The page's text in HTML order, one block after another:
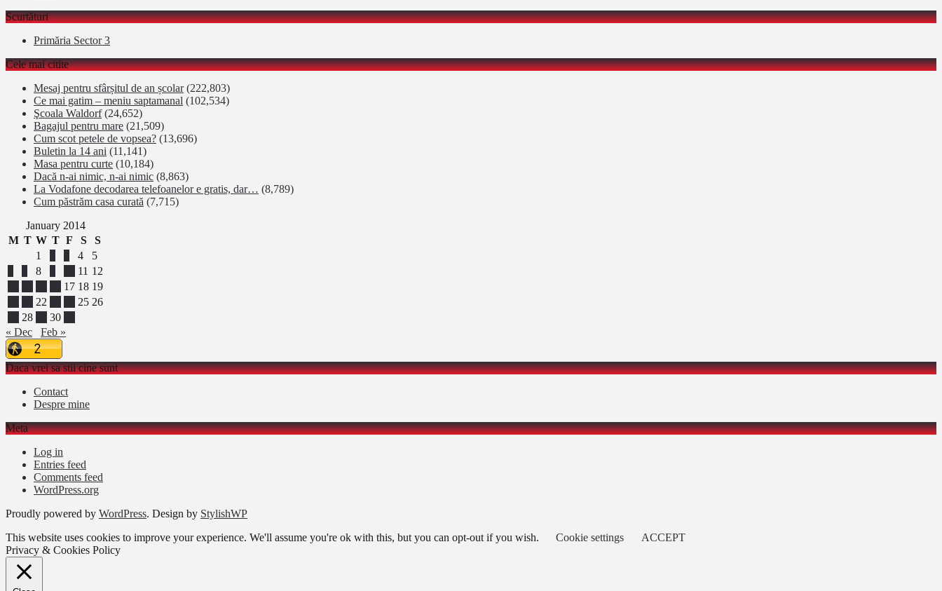
Scurtături
Primăria Sector 3
Cele mai citite
Mesaj pentru sfârșitul de an școlar (222,803)
Ce mai gatim – meniu saptamanal (102,534)
Şcoala Waldorf (24,652)
Bagajul pentru mare (21,509)
Cum scot petele de vopsea? (13,696)
Buletin la 14 ani (11,141)
Masa pentru curte (10,184)
Dacă n-ai nimic, n-ai nimic (8,863)
La Vodafone decodarea telefoanelor e gratis, dar… (8,789)
Cum păstrăm casa curată (7,715)
January 2014
M T W T F S
S
1
4
5
8 11 12
17 18 19
22 25 26
28 30
« Dec
Feb »
Daca vrei sa stii cine sunt
Contact
Despre mine
Meta
Log in
Entries feed
Comments feed
WordPress.org
Proudly powered by WordPress. Design by StylishWP
This website uses cookies to improve your experience. We'll assume you're ok with this, but you can opt-out if you wish.
Cookie settings
ACCEPT
Privacy & Cookies Policy